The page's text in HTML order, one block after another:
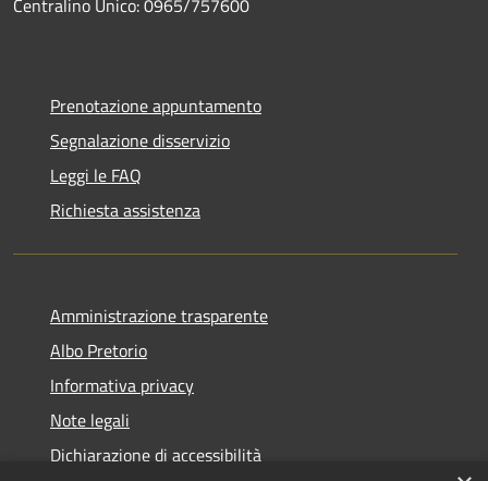
Centralino Unico: 0965/757600
Prenotazione appuntamento
Segnalazione disservizio
Leggi le FAQ
Richiesta assistenza
Amministrazione trasparente
Albo Pretorio
Informativa privacy
Note legali
Dichiarazione di accessibilità